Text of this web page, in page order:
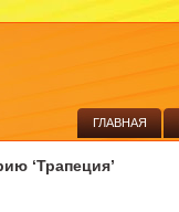
ГЛАВНАЯ
‘Трапеция’